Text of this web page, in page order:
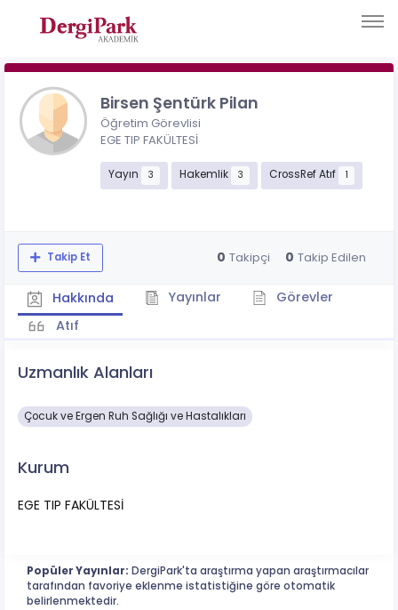
Birsen Şentürk Pilan
Öğretim Görevlisi
EGE TIP FAKÜLTESİ
Yayın 3 Hakemlik 3 CrossRef Atıf 1
Takip Et 0 Takipçi 0 Takip Edilen
Hakkında Yayınlar
Görevler
Atıf
Uzmanlık Alanları
Çocuk ve Ergen Ruh Sağlığı ve Hastalıkları
Kurum
EGE TIP FAKÜLTESİ
Popüler Yayınlar: DergiPark'ta araştırma yapan araştırmacılar
tarafından favoriye eklenme istatistiğine göre otomatik
belirlenmektedir.